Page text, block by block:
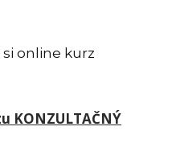
online kurz
KONZULTAČNÝ